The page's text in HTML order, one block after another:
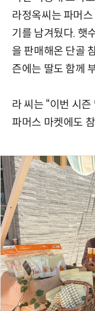
라정옥씨는 파머
기를 남겨뒀다. 햇
을 판매해온 단골
즌에는 딸도 함께
라 씨는 “이번 시
파머스 마켓에도